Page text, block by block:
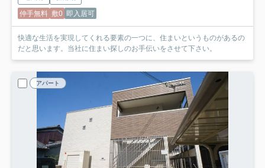
仲手無料 敷0 即入居可
快適な生活を実現してくれる要素の一つに、住まいというものがあるの
だと思います。当社に住まい探しのお手伝いをさせて下さい。
アパート